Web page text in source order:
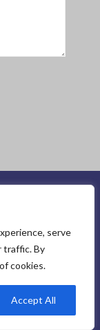
serve
traffic. By
cookies.
Accept All
des